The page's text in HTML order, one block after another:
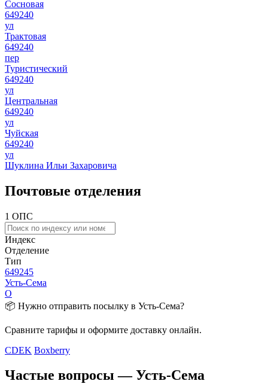
Сосновая
649240
ул
Трактовая
649240
пер
Туристический
649240
ул
Центральная
649240
ул
Чуйская
649240
ул
Шуклина Ильи Захаровича
Почтовые отделения
1 ОПС
Индекс
Отделение
Тип
649245
Усть-Сема
О
📦 Нужно отправить посылку в Усть-Сема?
Сравните тарифы и оформите доставку онлайн.
CDEK Boxberry
Частые вопросы — Усть-Сема